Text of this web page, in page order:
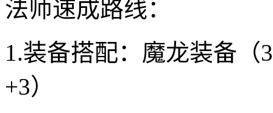
法师速成路线：
1.装备搭配：魔龙装备（
+3）